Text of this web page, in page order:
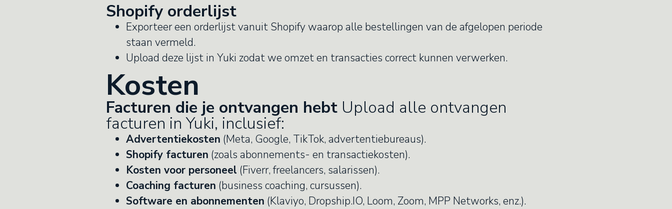
Shopify orderlijst
Exporteer een orderlijst vanuit Shopify waarop alle bestellingen van de afgelopen periode
staan vermeld.
Upload deze lijst in Yuki zodat we omzet en transacties correct kunnen verwerken.
Kosten
Facturen die je ontvangen hebt Upload alle ontvangen
facturen in Yuki, inclusief:
Advertentiekosten (Meta, Google, TikTok, advertentiebureaus).
Shopify facturen (zoals abonnements- en transactiekosten).
Kosten voor personeel (Fiverr, freelancers, salarissen).
Coaching facturen (business coaching, cursussen).
Software en abonnementen (Klaviyo, Dropship.IO, Loom, Zoom, MPP Networks, enz.).